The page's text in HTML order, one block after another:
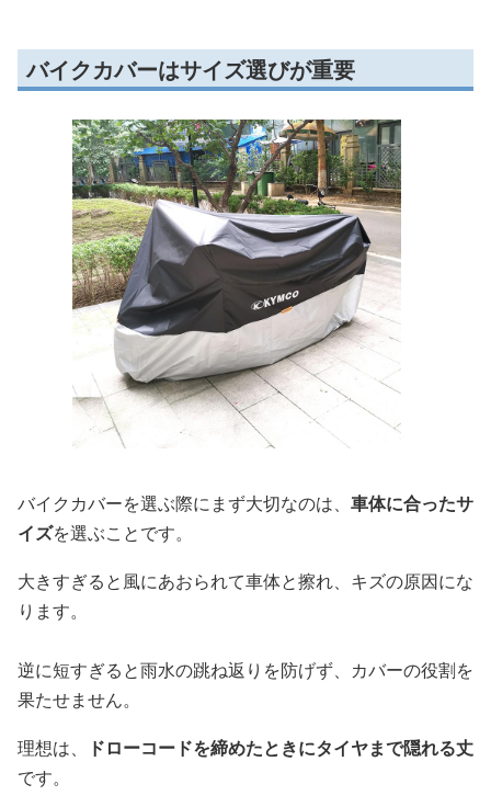
バイクカバーはサイズ選びが重要
バイクカバーを選ぶ際にまず大切なのは、 車体に合ったサ
イズを選ぶことです。
大きすぎると風にあおられて車体と擦れ、キズの原因にな
ります。
逆に短すぎると雨水の跳ね返りを防げず、カバーの役割を
果たせません。
理想は、
ドローコードを締めたときにタイヤまで隠れる丈
です。